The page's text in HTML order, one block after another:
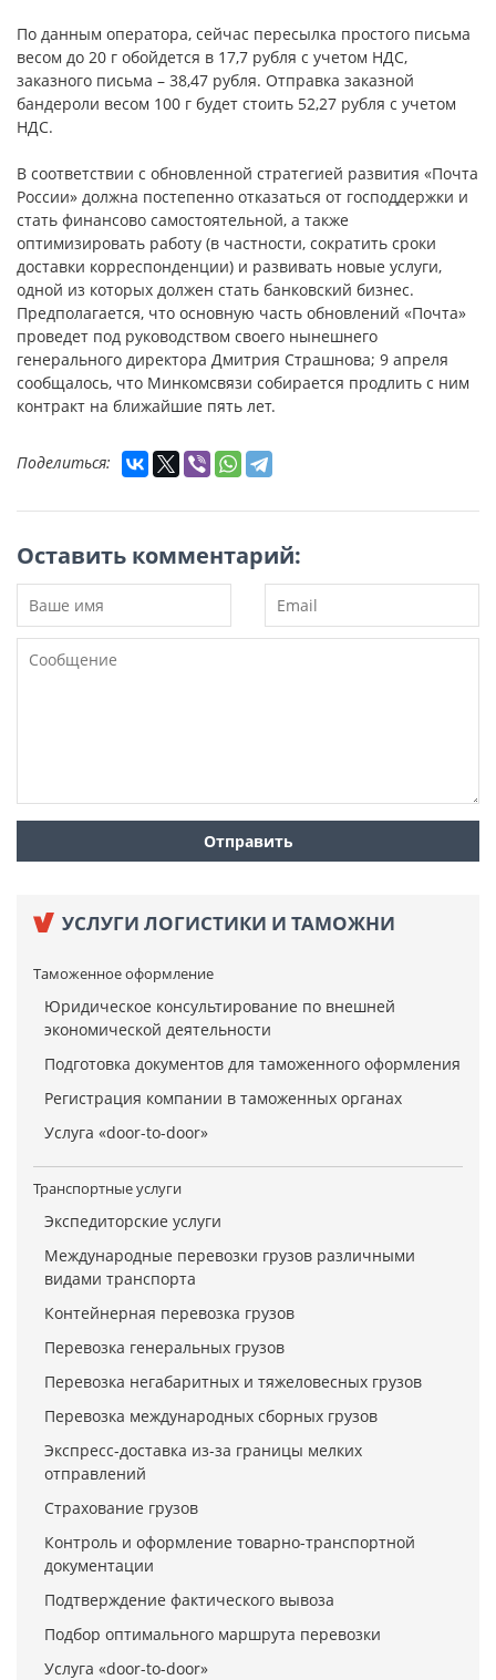
По данным оператора, сейчас пересылка простого письма
весом до 20 г обойдется в 17,7 рубля с учетом НДС,
заказного письма – 38,47 рубля. Отправка заказной
бандероли весом 100 г будет стоить 52,27 рубля с учетом
НДС.
В соответствии с обновленной стратегией развития «Почта
России» должна постепенно отказаться от господдержки и
стать финансово самостоятельной, а также
оптимизировать работу (в частности, сократить сроки
доставки корреспонденции) и развивать новые услуги,
одной из которых должен стать банковский бизнес.
Предполагается, что основную часть обновлений «Почта»
проведет под руководством своего нынешнего
генерального директора Дмитрия Страшнова; 9 апреля
сообщалось, что Минкомсвязи собирается продлить с ним
контракт на ближайшие пять лет.
Поделиться:
Оставить комментарий:
УСЛУГИ ЛОГИСТИКИ И ТАМОЖНИ
Таможенное оформление
Юридическое консультирование по внешней
экономической деятельности
Подготовка документов для таможенного оформления
Регистрация компании в таможенных органах
Услуга «door-to-door»
Транспортные услуги
Экспедиторские услуги
Международные перевозки грузов различными
видами транспорта
Контейнерная перевозка грузов
Перевозка генеральных грузов
Перевозка негабаритных и тяжеловесных грузов
Перевозка международных сборных грузов
Экспресс-доставка из-за границы мелких
отправлений
Страхование грузов
Контроль и оформление товарно-транспортной
документации
Подтверждение фактического вывоза
Подбор оптимального маршрута перевозки
Услуга «door-to-door»